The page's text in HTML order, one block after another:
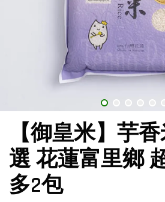
【御皇米】芋
選 花蓮富里鄉
多2包